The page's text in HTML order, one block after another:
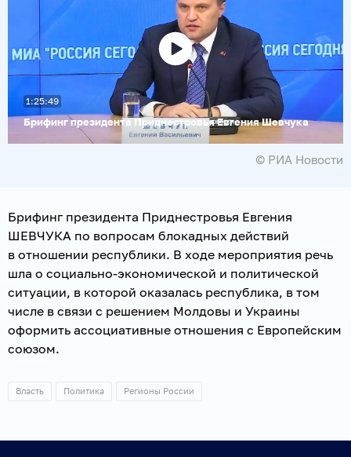
Воспроизвести
видео
Брифинг президента Приднестровья Евгения Шевчука
1:25:49
© РИА Новости
Брифинг президента Приднестровья Евгения
ШЕВЧУКА по вопросам блокадных действий
в отношении республики. В ходе мероприятия речь
шла о социально-экономической и политической
ситуации, в которой оказалась республика, в том
числе в связи с решением Молдовы и Украины
оформить ассоциативные отношения с Европейским
союзом.
Власть Политика Регионы России